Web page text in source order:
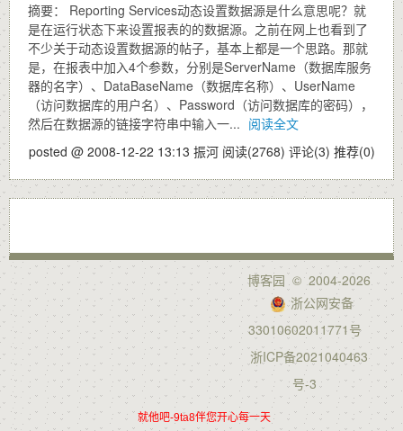
摘要： Reporting Services动态设置数据源是什么意思呢？就
是在运行状态下来设置报表的的数据源。之前在网上也看到了
不少关于动态设置数据源的帖子，基本上都是一个思路。那就
是，在报表中加入4个参数，分别是ServerName（数据库服务
器的名字）、DataBaseName（数据库名称）、UserName
（访问数据库的用户名）、Password（访问数据库的密码），
然后在数据源的链接字符串中输入一... 阅读全文
posted @ 2008-12-22 13:13 振河 阅读(2768) 评论(3) 推荐(0)
博客园 © 2004-2026
浙公网安备
33010602011771号
浙ICP备2021040463
号-3
就他吧-9ta8伴您开心每一天